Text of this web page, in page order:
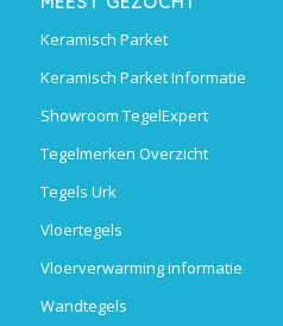
Keramisch Parket
Keramisch Parket Informatie
Showroom TegelExpert
Tegelmerken Overzicht
Tegels Urk
Vloertegels
Vloerverwarming informatie
Wandtegels